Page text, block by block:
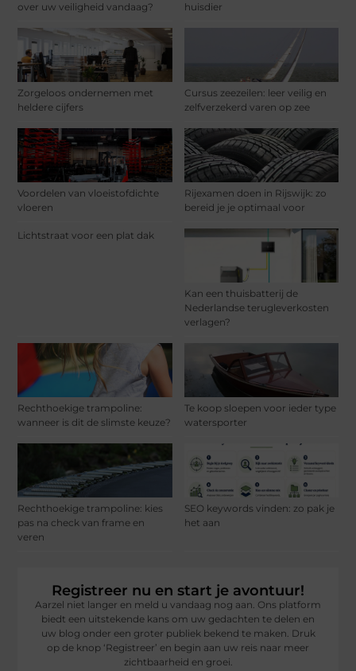
over uw veiligheid vandaag?
huisdier
Zorgeloos ondernemen met
heldere cijfers
Cursus zeezeilen: leer veilig en
zelfverzekerd varen op zee
Voordelen van vloeistofdichte
vloeren
Rijexamen doen in Rijswijk: zo
bereid je je optimaal voor
Lichtstraat voor een plat dak
Kan een thuisbatterij de
Nederlandse terugleverkosten
verlagen?
Rechthoekige trampoline:
wanneer is dit de slimste keuze?
Te koop sloepen voor ieder type
watersporter
Rechthoekige trampoline: kies
pas na check van frame en
veren
SEO keywords vinden: zo pak je
het aan
Registreer nu en start je avontuur!
Aarzel niet langer en meld u vandaag nog aan. Ons platform
biedt een uitstekende kans om uw gedachten te delen en
uw blog onder een groter publiek bekend te maken. Druk
op de knop ‘Registreer’ en begin aan uw reis naar meer
zichtbaarheid en groei.